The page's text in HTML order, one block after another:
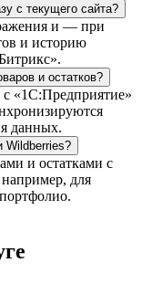
с текущего сайта?
и — при
и историю
и остатков?
«1С:Предприятие»
данных.
Wildberries?
и остатками с
для